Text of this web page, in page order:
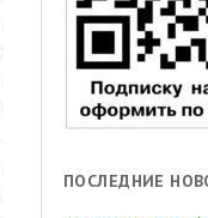
ПОСЛЕДНИЕ